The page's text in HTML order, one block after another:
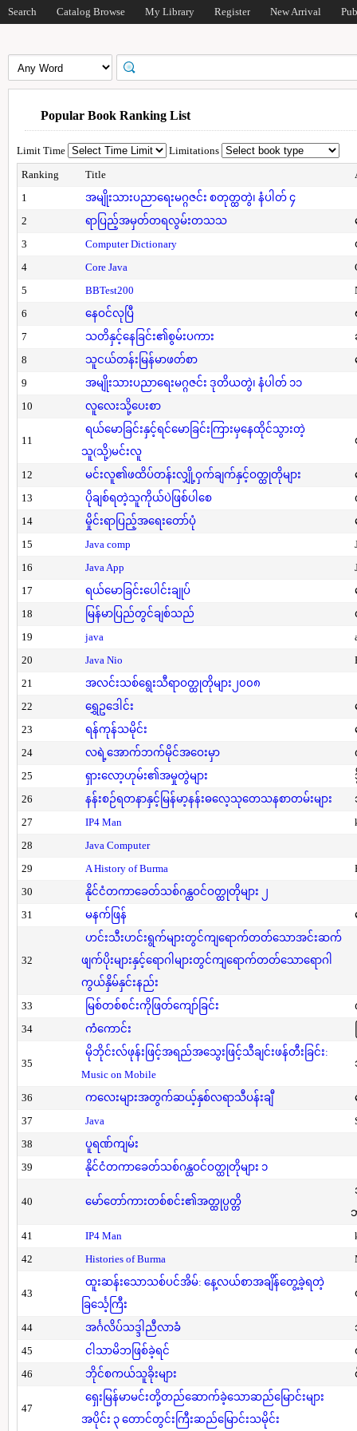
Search Catalog Browse My Library Register New Arrival
Popular Book Ranking List
Limit Time
Limitations
Ranking
Title
1
အမျိုးသားပညာရေးမဂ္ဂဇင်း စတုတ္ထတွဲ၊ နံပါတ် ၄
2
ရာပြည့်အမှတ်တရလွမ်းတသသ
3
Computer Dictionary
4
Core Java
5
BBTest200
6
နေဝင်လုပြီ
7
သတိနှင့်နေခြင်း၏စွမ်းပကား
8
သူငယ်တန်းမြန်မာဖတ်စာ
9
အမျိုးသားပညာရေးမဂ္ဂဇင်း ဒုတိယတွဲ၊ နံပါတ် ၁၁
10
လူလေးသို့ပေးစာ
11
ရယ်မောခြင်းနှင့်ရင်မောခြင်းကြားမှနေထိုင်သွားတဲ့
သူ(သို့)မင်းလူ
12 မင်းလူ၏ဖထိပ်တန်းလျှို့ဝှက်ချက်နှင့်ဝတ္ထုတိုများ
13
ပိုချစ်ရတဲ့သူကိုယ်ပဲဖြစ်ပါစေ
14
မှိုင်းရာပြည့်အရေးတော်ပုံ
15
Java comp
16
Java App
17
ရယ်မောခြင်းပေါင်းချုပ်
18
မြန်မာပြည်တွင်ချစ်သည်
19
java
20
Java Nio
21
အလင်းသစ်ရွေးသီရာဝတ္ထုတိုများ၂၀၀၈
22
ရွှေဥဒေါင်း
23
ရန်ကုန်သမိုင်း
24
လရဲ့အောက်ဘက်မိုင်အဝေးမှာ
25
ရှားလော့ဟုမ်း၏အမှုတွဲများ
26
နန်းစဉ်ရတနာနှင့်မြန်မာ့နန်းဓလေ့သုတေသနစာတမ်းများ
27
IP4 Man
28
Java Computer
29
A History of Burma
30
နိုင်ငံတကာခေတ်သစ်ဂန္ထဝင်ဝတ္ထုတိုများ ၂
31
မနက်ဖြန်
32
ဟင်းသီးဟင်းရွက်များတွင်ကျရောက်တတ်သောအင်းဆက်
ဖျက်ပိုးများနှင့်ရောဂါများတွင်ကျရောက်တတ်သောရောဂါ
ကွယ်နှိမ်နှင်းနည်း
33
မြစ်တစ်စင်းကိုဖြတ်ကျော်ခြင်း
34
ကံကောင်း
35
မိုဘိုင်းလ်ဖုန်းဖြင့်အရည်အသွေးဖြင့်သီချင်းဖန်တီးခြင်း:
Music on Mobile
36 ကလေးများအတွက်ဆယ့်နှစ်လရာသီပန်းချီ
37
Java
38
ပူရဏ်ကျမ်း
39
နိုင်ငံတကာခေတ်သစ်ဂန္ထဝင်ဝတ္ထုတိုများ ၁
40 မော်တော်ကားတစ်စင်း၏အတ္ထုပ္ပတ္တိ
41
IP4 Man
42
Histories of Burma
43
ထူးဆန်းသောသစ်ပင်အိမ်: နေ့လယ်စာအချိန်တွေ့ခဲ့ရတဲ့
ခြင်္သေ့ကြီး
44 အင်္ဂလိပ်သဒ္ဒါညီလာခံ
45
ငါသာမိဘဖြစ်ခဲ့ရင်
46
ဘိုင်စကယ်သူခိုးများ
47
ရှေးမြန်မာမင်းတို့တည်ဆောက်ခဲ့သောဆည်မြောင်းများ
အပိုင်း ၃ တောင်တွင်းကြီးဆည်မြောင်းသမိုင်း